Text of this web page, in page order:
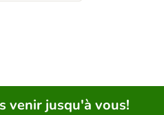
venir jusqu'à vous!